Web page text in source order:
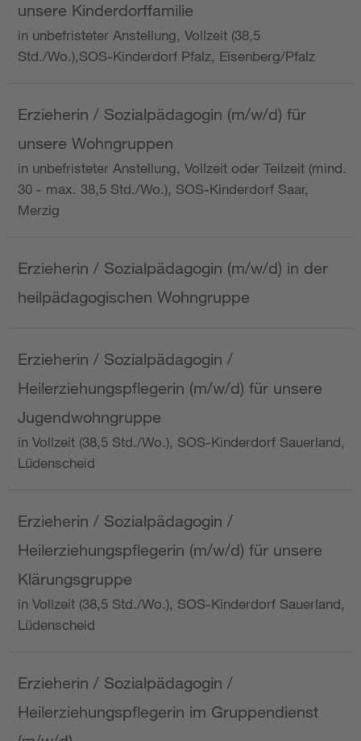
unsere Kinderdorffamilie
in unbefristeter Anstellung, Vollzeit (38,5
Std./Wo.),SOS-Kinderdorf Pfalz, Eisenberg/Pfalz
Erzieherin / Sozialpädagogin (m/w/d) für
unsere Wohngruppen
in unbefristeter Anstellung, Vollzeit oder Teilzeit (mind.
30 - max. 38,5 Std./Wo.), SOS-Kinderdorf Saar,
Merzig
Erzieherin / Sozialpädagogin (m/w/d) in der
heilpädagogischen Wohngruppe
Erzieherin / Sozialpädagogin /
Heilerziehungspflegerin (m/w/d) für unsere
Jugendwohngruppe
in Vollzeit (38,5 Std./Wo.), SOS-Kinderdorf Sauerland,
Lüdenscheid
Erzieherin / Sozialpädagogin /
Heilerziehungspflegerin (m/w/d) für unsere
Klärungsgruppe
in Vollzeit (38,5 Std./Wo.), SOS-Kinderdorf Sauerland,
Lüdenscheid
Erzieherin / Sozialpädagogin /
Heilerziehungspflegerin im Gruppendienst